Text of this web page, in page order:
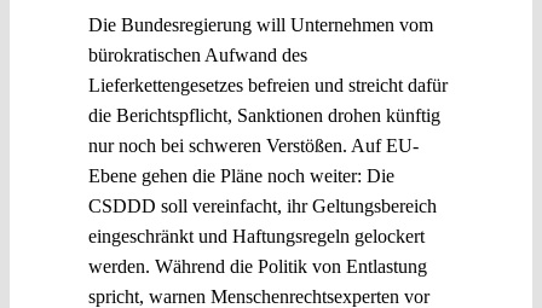
Die Bundesregierung will Unternehmen vom
bürokratischen Aufwand des
Lieferkettengesetzes befreien und streicht dafür
die Berichtspflicht, Sanktionen drohen künftig
nur noch bei schweren Verstößen. Auf EU-
Ebene gehen die Pläne noch weiter: Die
CSDDD soll vereinfacht, ihr Geltungsbereich
eingeschränkt und Haftungsregeln gelockert
werden. Während die Politik von Entlastung
spricht, warnen Menschenrechtsexperten vor